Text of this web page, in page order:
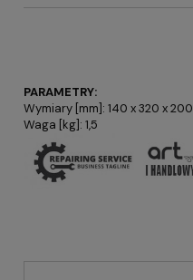
PARAMETRY:
Wymiary [mm]: 140 x 320 x 200
Waga [kg]: 1,5